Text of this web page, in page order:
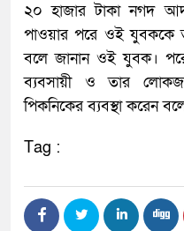
২০ হাজার টাকা নগদ
পাওয়ার পরে ওই যুবককে
বলে জানান ওই যুবক।
ব্যবসায়ী ও তার
পিকনিকের ব্যবস্থা করেন
Tag :